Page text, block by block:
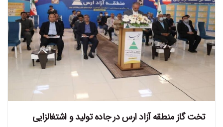
تخت گاز منطقه آزاد ارس در جاده تولید و اشتغالزایی